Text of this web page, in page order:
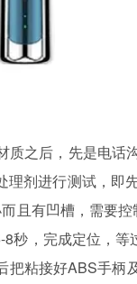
质之后，先是电话
理剂进行测试，即
且有凹槽，需要
8秒，完成定位，等
把粘接好ABS手柄